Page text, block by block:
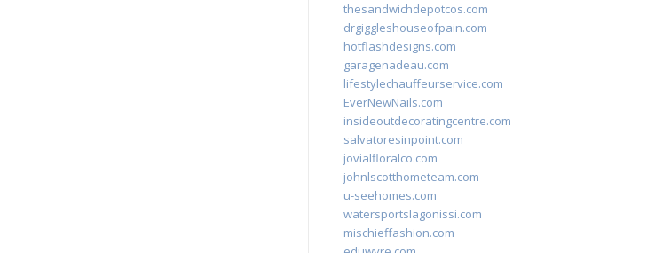
thesandwichdepotcos.com
drgiggleshouseofpain.com
hotflashdesigns.com
garagenadeau.com
lifestylechauffeurservice.com
EverNewNails.com
insideoutdecoratingcentre.com
salvatoresinpoint.com
jovialfloralco.com
johnlscotthometeam.com
u-seehomes.com
watersportslagonissi.com
mischieffashion.com